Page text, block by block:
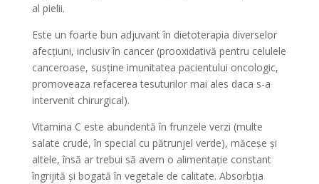
al pielii.
Este un foarte bun adjuvant în dietoterapia diverselor
afecțiuni, inclusiv în cancer (prooxidativă pentru celulele
canceroase, susține imunitatea pacientului oncologic,
promoveaza refacerea tesuturilor mai ales daca s-a
intervenit chirurgical).
Vitamina C este abundentă în frunzele verzi (multe
salate crude, în special cu pătrunjel verde), măceșe și
altele, însă ar trebui să avem o alimentație constant
îngrijită și bogată în vegetale de calitate. Absorbția